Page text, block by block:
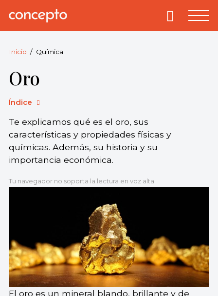
Concepto.
derechos
reservados.
Primary
Inicio Química
Oro
Índice
Te explicamos qué es el oro, sus
características y propiedades físicas y
químicas. Además, su historia y su
importancia económica.
Tu navegador no soporta la lectura en voz alta.
El oro es un mineral blando, brillante y de